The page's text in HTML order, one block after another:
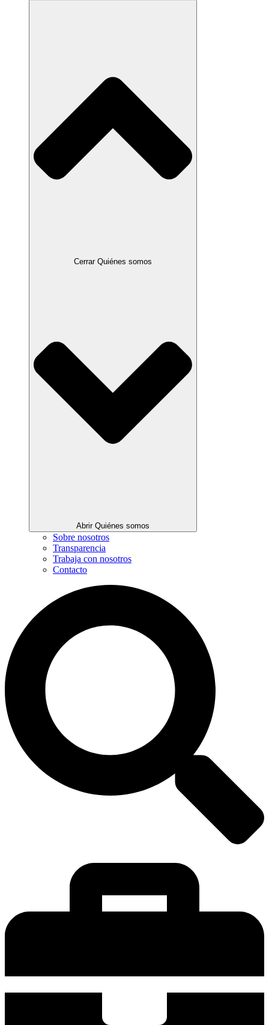
Cerrar Quiénes somos
Abrir Quiénes somos
Sobre nosotros
Transparencia
Trabaja con nosotros
Contacto